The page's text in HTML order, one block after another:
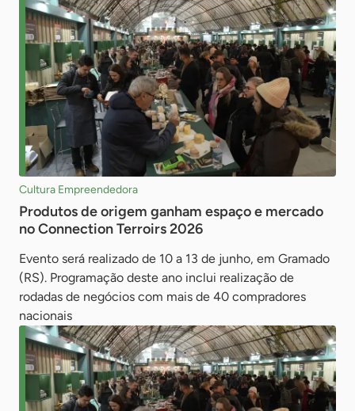
Cultura Empreendedora
Produtos de origem ganham espaço e mercado
no Connection Terroirs 2026
Evento será realizado de 10 a 13 de junho, em Gramado
(RS). Programação deste ano inclui realização de
rodadas de negócios com mais de 40 compradores
nacionais